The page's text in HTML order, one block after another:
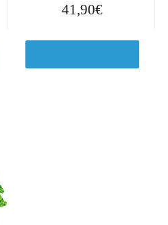
41,90€